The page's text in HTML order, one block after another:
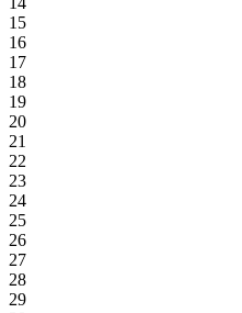
15
16
17
18
19
20
21
22
23
24
25
26
27
28
29